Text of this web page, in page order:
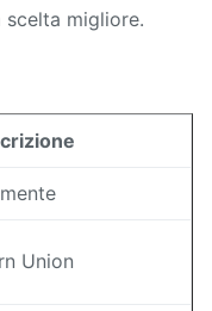
migliore.
Union